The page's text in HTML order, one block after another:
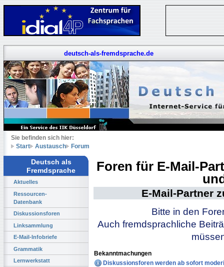
deutsch-als-fremdsprache.de
Sie befinden sich hier:
Start
Austausch Forum
Deutsch als
Fremdsprache
Aktuelles
Ressourcen-
Datenbank
Diskussionsforen
Linksammlung
E-Mail-Infobriefe
Grammatik
Lernwerkstatt
Foren für E-Mail-
E-Mail-Partner
Bitte in den
Auch fremdsprachliche
Bekanntmachungen
Diskussionsforen werden ab sofort